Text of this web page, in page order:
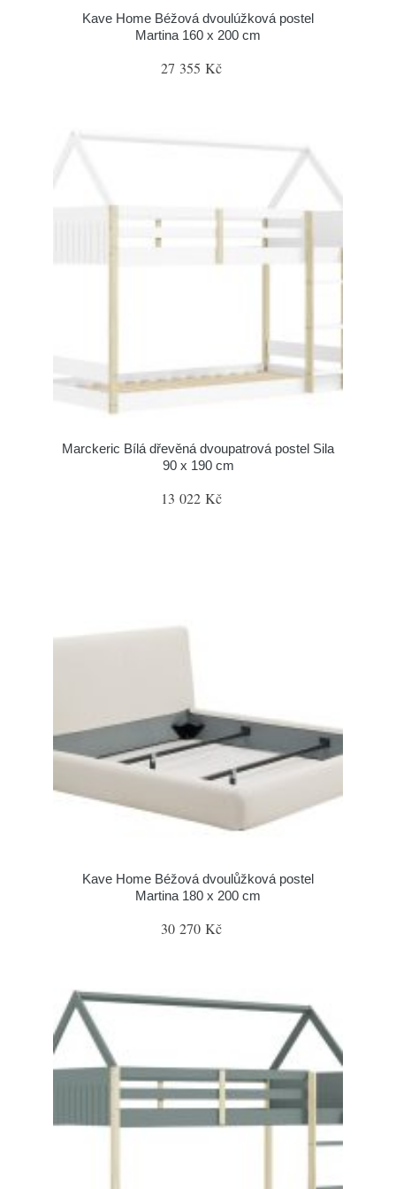
Kave Home Béžová dvoulúžková postel
Martina 160 x 200 cm
27 355 Kč
Marckeric Bílá dřevěná dvoupatrová postel Sila
90 x 190 cm
13 022 Kč
Kave Home Béžová dvoulůžková postel
Martina 180 x 200 cm
30 270 Kč